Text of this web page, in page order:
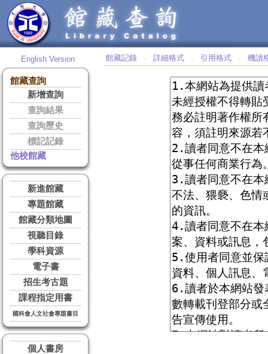
English Version
館藏查詢
新增查詢
查詢結果
查詢歷史
標記記錄
他校館藏
新進館藏
專題館藏
館藏分類地圖
視聽目錄
學科資源
電子書
招生考古題
課程指定用書
國科會人文社會專題書目
個人書房
館藏記錄 ‧ 詳細格式 ‧ 引用格式 ‧ 機讀